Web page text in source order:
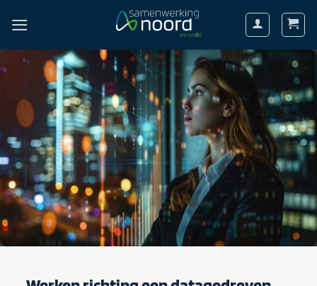
naar